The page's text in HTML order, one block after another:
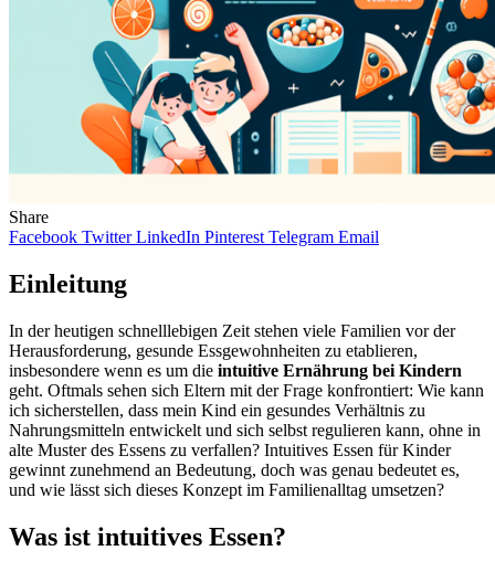
Share
Facebook Twitter LinkedIn Pinterest Telegram Email
Einleitung
In der heutigen schnelllebigen Zeit stehen viele Familien vor der
Herausforderung, gesunde Essgewohnheiten zu etablieren,
insbesondere wenn es um die intuitive Ernährung bei Kindern
geht. Oftmals sehen sich Eltern mit der Frage konfrontiert: Wie kann
ich sicherstellen, dass mein Kind ein gesundes Verhältnis zu
Nahrungsmitteln entwickelt und sich selbst regulieren kann, ohne in
alte Muster des Essens zu verfallen? Intuitives Essen für Kinder
gewinnt zunehmend an Bedeutung, doch was genau bedeutet es,
und wie lässt sich dieses Konzept im Familienalltag umsetzen?
Was ist intuitives Essen?